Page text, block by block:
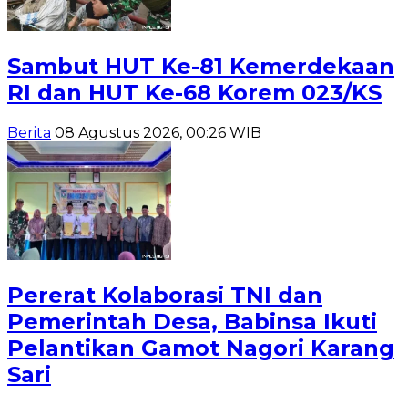
Sambut HUT Ke-81 Kemerdekaan
RI dan HUT Ke-68 Korem 023/KS
Berita 08 Agustus 2026, 00:26 WIB
Pererat Kolaborasi TNI dan
Pemerintah Desa, Babinsa Ikuti
Pelantikan Gamot Nagori Karang
Sari